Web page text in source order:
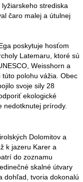
strediska
čaro malej a útulnej
poskytuje hosťom
Latemaru, ktoré sú
Weisshorn a
polohu vážia. Obec
svoje sily 28
ekologické
nedotknutej prírody.
Dolomitov a
k jazeru Karer a
do zoznamu
skalné útvary
dohľad, tvoria dokonalú